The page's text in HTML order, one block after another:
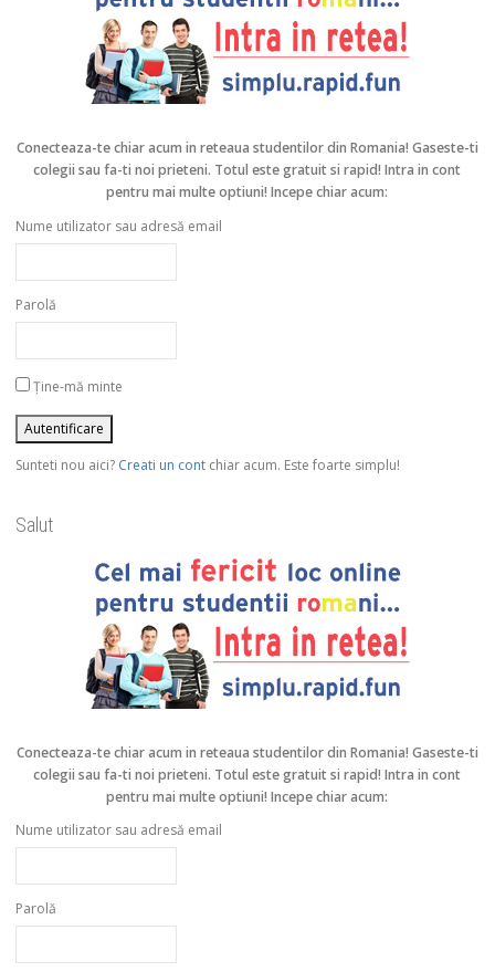
Conecteaza-te chiar acum in reteaua studentilor din Romania! Gaseste-ti
colegii sau fa-ti noi prieteni. Totul este gratuit si rapid! Intra in cont
pentru mai multe optiuni! Incepe chiar acum:
Nume utilizator sau adresă email
Parolă
Ține-mă minte
Sunteti nou aici? Creati un cont chiar acum. Este foarte simplu!
Salut
Conecteaza-te chiar acum in reteaua studentilor din Romania! Gaseste-ti
colegii sau fa-ti noi prieteni. Totul este gratuit si rapid! Intra in cont
pentru mai multe optiuni! Incepe chiar acum:
Nume utilizator sau adresă email
Parolă